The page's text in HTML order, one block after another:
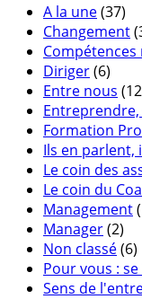
A la une(37)
Changement
Diriger(6)
Entre nous
Formation
Ils en parlent,
Le coin des
Le coin du
Management
Manager(2)
Non classé(6)
Pour vous :
Sens de